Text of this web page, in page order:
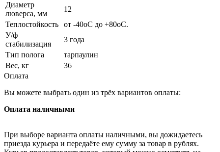
Диаметр
люверса, мм
12
Теплостойкость
от -40оС до +80оС.
У/ф
стабилизация
3 года
Тип полога
тарпаулин
Вес, кг
36
Оплата
Вы можете выбрать один из трёх вариантов оплаты:
Оплата наличными
При выборе варианта оплаты наличными, вы дожидаетесь
приезда курьера и передаёте ему сумму за товар в рублях.